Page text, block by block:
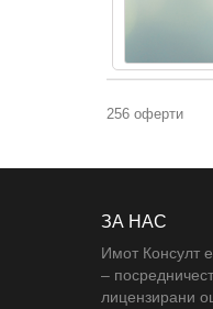
256 оферти
ЗА НАС
Имот Консулт
–
лицензирани